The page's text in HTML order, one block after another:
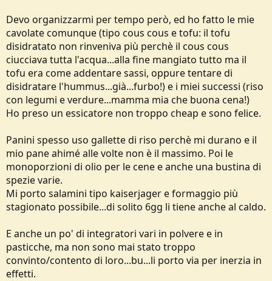
Devo organizzarmi per tempo però, ed ho fatto le mie
cavolate comunque (tipo cous cous e tofu: il tofu
disidratato non rinveniva più perchè il cous cous
ciucciava tutta l'acqua...alla fine mangiato tutto ma il
tofu era come addentare sassi, oppure tentare di
disidratare l'hummus...già...furbo!) e i miei successi (riso
con legumi e verdure...mamma mia che buona cena!)
Ho preso un essicatore non troppo cheap e sono felice.
Panini spesso uso gallette di riso perchè mi durano e il
mio pane ahimé alle volte non è il massimo. Poi le
monoporzioni di olio per le cene e anche una bustina di
spezie varie.
Mi porto salamini tipo kaiserjager e formaggio più
stagionato possibile...di solito 6gg li tiene anche al caldo.
E anche un po' di integratori vari in polvere e in
pasticche, ma non sono mai stato troppo
convinto/contento di loro...bu...li porto via per inerzia in
effetti.